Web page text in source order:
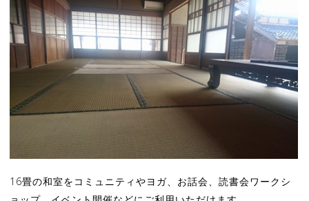
16畳の和室をコミュニティやヨガ、お話会、読書会ワークシ